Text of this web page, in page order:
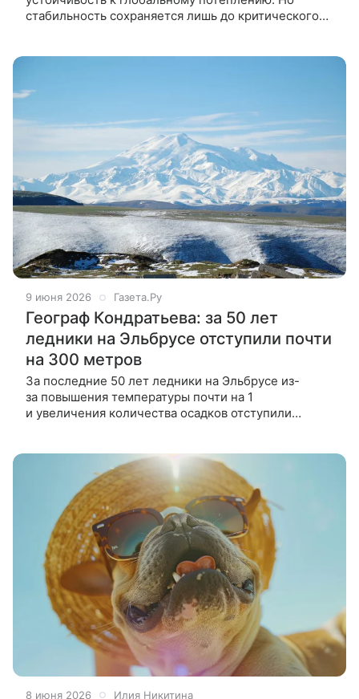
стабильность сохраняется лишь до критического
9 июня 2026 Газета.Ру
Географ Кондратьева: за 50 лет
ледники на Эльбрусе отступили почти
на 300 метров
За последние 50 лет ледники на Эльбрусе из-
за повышения температуры почти на 1
и увеличения количества осадков отступили
8 июня 2026 Илия Никитина